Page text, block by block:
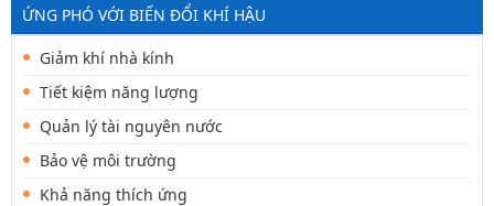
ỨNG PHÓ VỚI BIẾN ĐỔI KHÍ HẬU
Giảm khí nhà kính
Tiết kiệm năng lượng
Quản lý tài nguyên nước
Bảo vệ môi trường
Khả năng thích ứng